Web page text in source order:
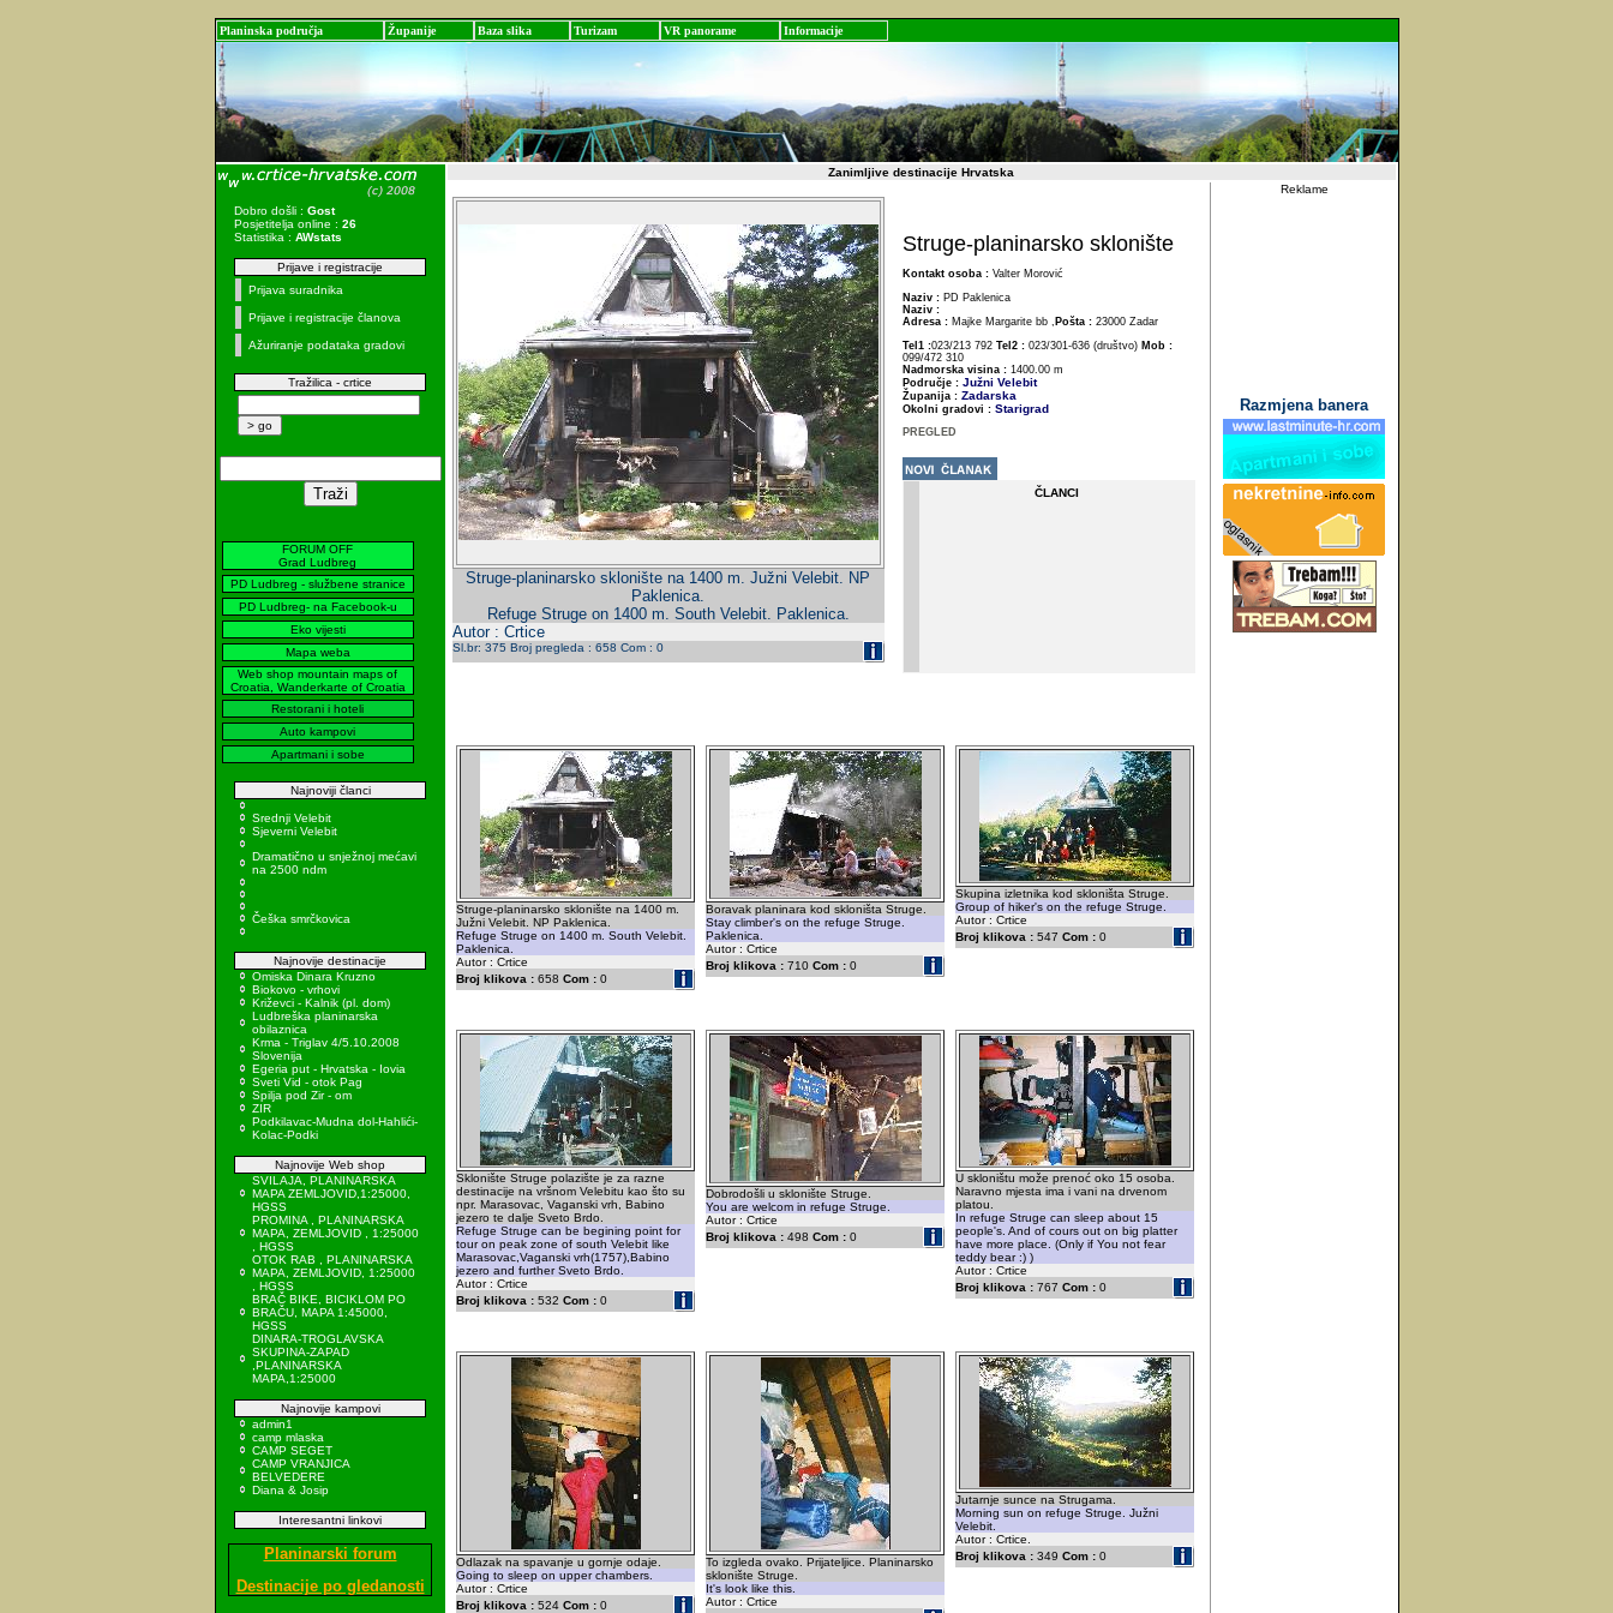
Planinska područja Županije Baza slika Turizam VR panorame Informacije
Dobro došli : Gost
Posjetitelja online : 26
Statistika : AWstats
Prijave i registracije
Prijava suradnika
Prijave i registracije članova
Ažuriranje podataka gradovi
Tražilica - crtice
FORUM OFF
Grad Ludbreg
PD Ludbreg - službene stranice
PD Ludbreg- na Facebook-u
Eko vijesti
Mapa weba
Web shop mountain maps of
Croatia, Wanderkarte of Croatia
Restorani i hoteli
Auto kampovi
Apartmani i sobe
Najnoviji članci
Srednji Velebit
Sjeverni Velebit
Dramatično u snježnoj mećavi
na 2500 ndm
Češka smrčkovica
Najnovije destinacije
Omiska Dinara Kruzno
Biokovo - vrhovi
Križevci - Kalnik (pl. dom)
Ludbreška planinarska
obilaznica
Krma - Triglav 4/5.10.2008
Slovenija
Egeria put - Hrvatska - Iovia
Sveti Vid - otok Pag
Spilja pod Zir - om
ZIR
Podkilavac-Mudna dol-Hahlići-
Kolac-Podki
Najnovije Web shop
SVILAJA, PLANINARSKA
MAPA ZEMLJOVID,1:25000,
HGSS
PROMINA , PLANINARSKA
MAPA, ZEMLJOVID , 1:25000
, HGSS
OTOK RAB , PLANINARSKA
MAPA, ZEMLJOVID, 1:25000
, HGSS
BRAČ BIKE, BICIKLOM PO
BRAČU, MAPA 1:45000,
HGSS
DINARA-TROGLAVSKA
SKUPINA-ZAPAD
,PLANINARSKA
MAPA,1:25000
Najnovije kampovi
admin1
camp mlaska
CAMP SEGET
CAMP VRANJICA
BELVEDERE
Diana & Josip
Interesantni linkovi
Planinarski forum
Destinacije po gledanosti
Zanimljive destinacije Hrvatska
Struge-planinarsko sklonište na 1400 m. Južni Velebit. NP
Paklenica.
Refuge Struge on 1400 m. South Velebit. Paklenica.
Autor : Crtice
Sl.br: 375 Broj pregleda : 658 Com : 0
Struge-planinarsko sklonište
Kontakt osoba : Valter Morović
Naziv : PD Paklenica
Naziv :
Adresa : Majke Margarite bb , Pošta : 23000 Zadar
Tel1 :023/213 792 Tel2 : 023/301-636 (društvo) Mob :
099/472 310
Nadmorska visina : 1400.00 m
Područje : Južni Velebit
Županija : Zadarska
Okolni gradovi : Starigrad
PREGLED
ČLANCI
Struge-planinarsko sklonište na 1400 m.
Južni Velebit. NP Paklenica.
Refuge Struge on 1400 m. South Velebit.
Paklenica.
Autor : Crtice
Broj klikova : 658 Com : 0
Boravak planinara kod skloništa Struge.
Stay climber's on the refuge Struge.
Paklenica.
Autor : Crtice
Broj klikova : 710 Com : 0
Skupina izletnika kod skloništa Struge.
Group of hiker's on the refuge Struge.
Autor : Crtice
Broj klikova : 547 Com : 0
Sklonište Struge polazište je za razne
destinacije na vršnom Velebitu kao što su
npr. Marasovac, Vaganski vrh, Babino
jezero te dalje Sveto Brdo.
Refuge Struge can be begining point for
tour on peak zone of south Velebit like
Marasovac,Vaganski vrh(1757),Babino
jezero and further Sveto Brdo.
Autor : Crtice
Broj klikova : 532 Com : 0
Dobrodošli u sklonište Struge.
You are welcom in refuge Struge.
Autor : Crtice
Broj klikova : 498 Com : 0
U skloništu može prenoć oko 15 osoba.
Naravno mjesta ima i vani na drvenom
platou.
In refuge Struge can sleep about 15
people's. And of cours out on big platter
have more place. (Only if You not fear
teddy bear :) )
Autor : Crtice
Broj klikova : 767 Com : 0
Odlazak na spavanje u gornje odaje.
Going to sleep on upper chambers.
Autor : Crtice
Broj klikova : 524 Com : 0
To izgleda ovako. Prijateljice. Planinarsko
sklonište Struge.
It's look like this.
Autor : Crtice
Jutarnje sunce na Strugama.
Morning sun on refuge Struge. Južni
Velebit.
Autor : Crtice.
Broj klikova : 349 Com : 0
Reklame
Razmjena banera